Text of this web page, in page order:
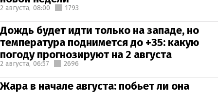
2 августа, 08:00 1793
Дождь будет идти только на западе, но
температура поднимется до +35: какую
погоду прогнозируют на 2 августа
2 августа, 06:57 2696
Жара в начале августа: побьет ли она